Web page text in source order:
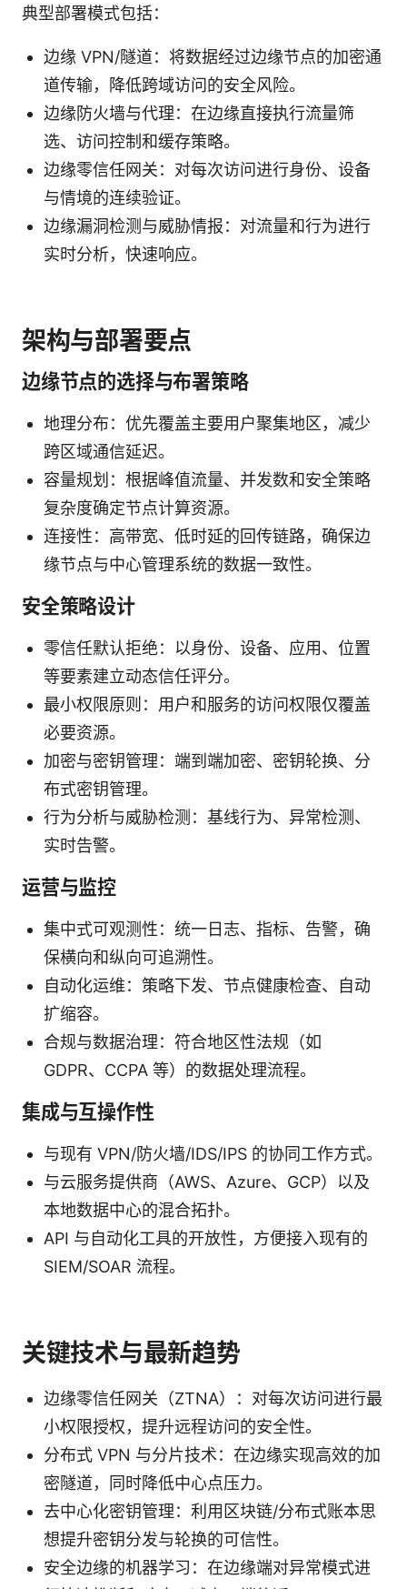
典型部署模式包括：
边缘 VPN/隧道：将数据经过边缘节点的加密通
道传输，降低跨域访问的安全风险。
边缘防火墙与代理：在边缘直接执行流量筛
选、访问控制和缓存策略。
边缘零信任网关：对每次访问进行身份、设备
与情境的连续验证。
边缘漏洞检测与威胁情报：对流量和行为进行
实时分析，快速响应。
架构与部署要点
边缘节点的选择与布署策略
地理分布：优先覆盖主要用户聚集地区，减少
跨区域通信延迟。
容量规划：根据峰值流量、并发数和安全策略
复杂度确定节点计算资源。
连接性：高带宽、低时延的回传链路，确保边
缘节点与中心管理系统的数据一致性。
安全策略设计
零信任默认拒绝：以身份、设备、应用、位置
等要素建立动态信任评分。
最小权限原则：用户和服务的访问权限仅覆盖
必要资源。
加密与密钥管理：端到端加密、密钥轮换、分
布式密钥管理。
行为分析与威胁检测：基线行为、异常检测、
实时告警。
运营与监控
集中式可观测性：统一日志、指标、告警，确
保横向和纵向可追溯性。
自动化运维：策略下发、节点健康检查、自动
扩缩容。
合规与数据治理：符合地区性法规（如
GDPR、CCPA 等）的数据处理流程。
集成与互操作性
与现有 VPN/防火墙/IDS/IPS 的协同工作方式。
与云服务提供商（AWS、Azure、GCP）以及
本地数据中心的混合拓扑。
API 与自动化工具的开放性，方便接入现有的
SIEM/SOAR 流程。
关键技术与最新趋势
边缘零信任网关（ZTNA）：对每次访问进行最
小权限授权，提升远程访问的安全性。
分布式 VPN 与分片技术：在边缘实现高效的加
密隧道，同时降低中心点压力。
去中心化密钥管理：利用区块链/分布式账本思
想提升密钥分发与轮换的可信性。
安全边缘的机器学习：在边缘端对异常模式进